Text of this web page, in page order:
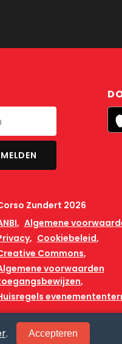
Zundert 2026
Algemene
Cookiebeleid
Commons
voorwaarden
. Accepteren